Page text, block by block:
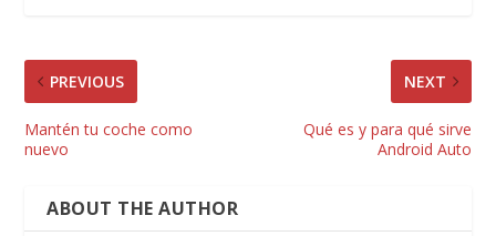
PREVIOUS
Mantén tu coche como
nuevo
NEXT
Qué es y para qué sirve
Android Auto
ABOUT THE AUTHOR